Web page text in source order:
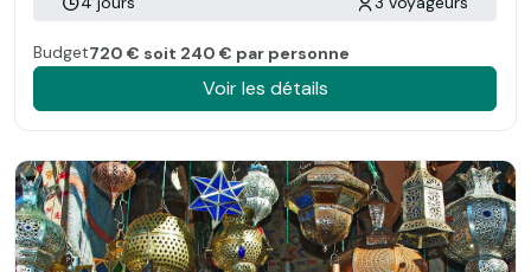
Budget720 € soit 240 € par personne
Voir les détails